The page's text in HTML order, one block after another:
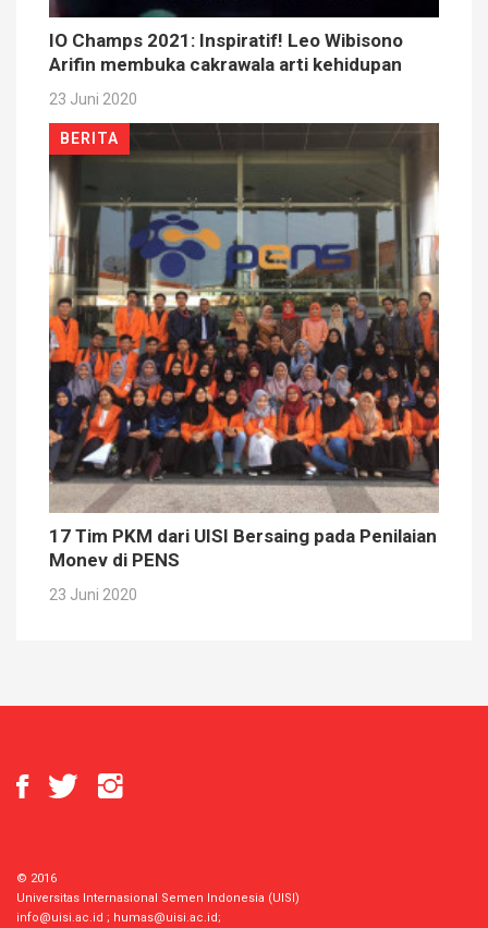
IO Champs 2021: Inspiratif! Leo Wibisono
Arifin membuka cakrawala arti kehidupan
23 Juni 2020
BERITA
17 Tim PKM dari UISI Bersaing pada Penilaian
Monev di PENS
23 Juni 2020
© 2016
Universitas Internasional Semen Indonesia (UISI)
info@uisi.ac.id ; humas@uisi.ac.id;